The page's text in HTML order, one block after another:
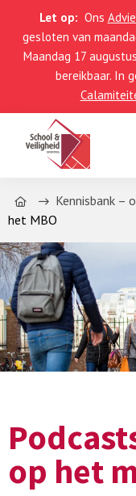
Let op: Ons
gesloten van
Maandag 17
bereikbaar. In
Home Kennisbank –
het MBO
op het